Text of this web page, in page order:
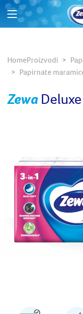
HomeProizvodi
Papirnate
Zewa